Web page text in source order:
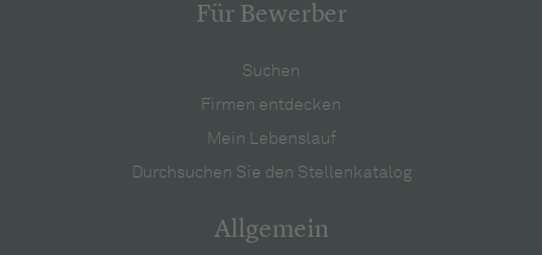
Für Bewerber
Suchen
Firmen entdecken
Mein Lebenslauf
Durchsuchen Sie den Stellenkatalog
Allgemein